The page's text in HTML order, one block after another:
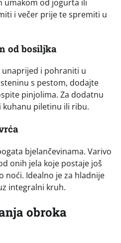
umakom od jogurta ili
i večer prije te spremiti u
od bosiljka
i pohraniti u
s pestom, dodajte
pinjolima. Za dodatnu
piletinu ili ribu.
bjelančevinama. Varivo
onih jela koje postaje još
noći. Idealno je za hladnije
integralni kruh.
obroka